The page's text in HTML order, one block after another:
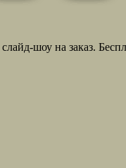
шоу на заказ.